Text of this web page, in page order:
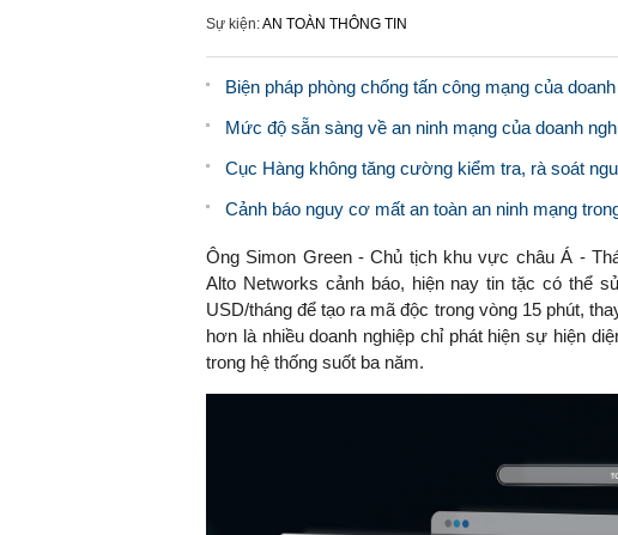
Sự kiện:AN TOÀN THÔNG TIN
Biện pháp phòng chống tấn công mạng của
Mức độ sẵn sàng về an ninh mạng của doanh
Cục Hàng không tăng cường kiểm tra, rà soát
Cảnh báo nguy cơ mất an toàn an ninh mạng
Ông Simon Green - Chủ tịch khu vực châu Á -
Alto Networks cảnh báo, hiện nay tin tặc có thể
USD/tháng để tạo ra mã độc trong vòng 15 phút,
hơn là nhiều doanh nghiệp chỉ phát hiện sự hiện
trong hệ thống suốt ba năm.